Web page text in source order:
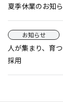
夏季休業のお知
お知らせ
人が集まり、育
採用